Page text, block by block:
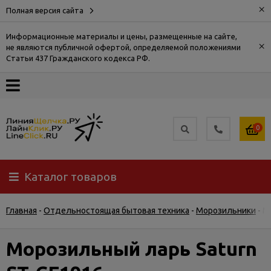
Полная версия сайта ×
Информационные материалы и цены, размещенные на сайте,
не являются публичной офертой, определяемой положениями
Статьи 437 Гражданского кодекса РФ.
×
О
Доставка
Самовывоз
Гарантия
0
Каталог товаров
Главная - Отдельностоящая бытовая техника - Морозильники -
Морозильный ларь Saturn